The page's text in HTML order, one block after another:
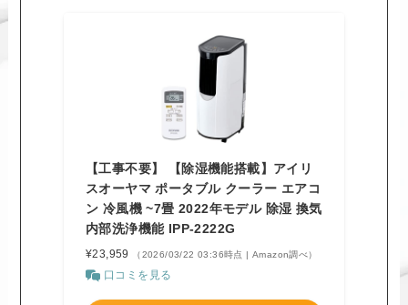
【工事不要】 【除湿機能搭載】アイリ
スオーヤマ ポータブル クーラー エアコ
ン 冷風機 ~7畳 2022年モデル 除湿 換気
内部洗浄機能 IPP-2222G
¥23,959 （2026/03/22 03:36時点 | Amazon調べ）
口コミを見る